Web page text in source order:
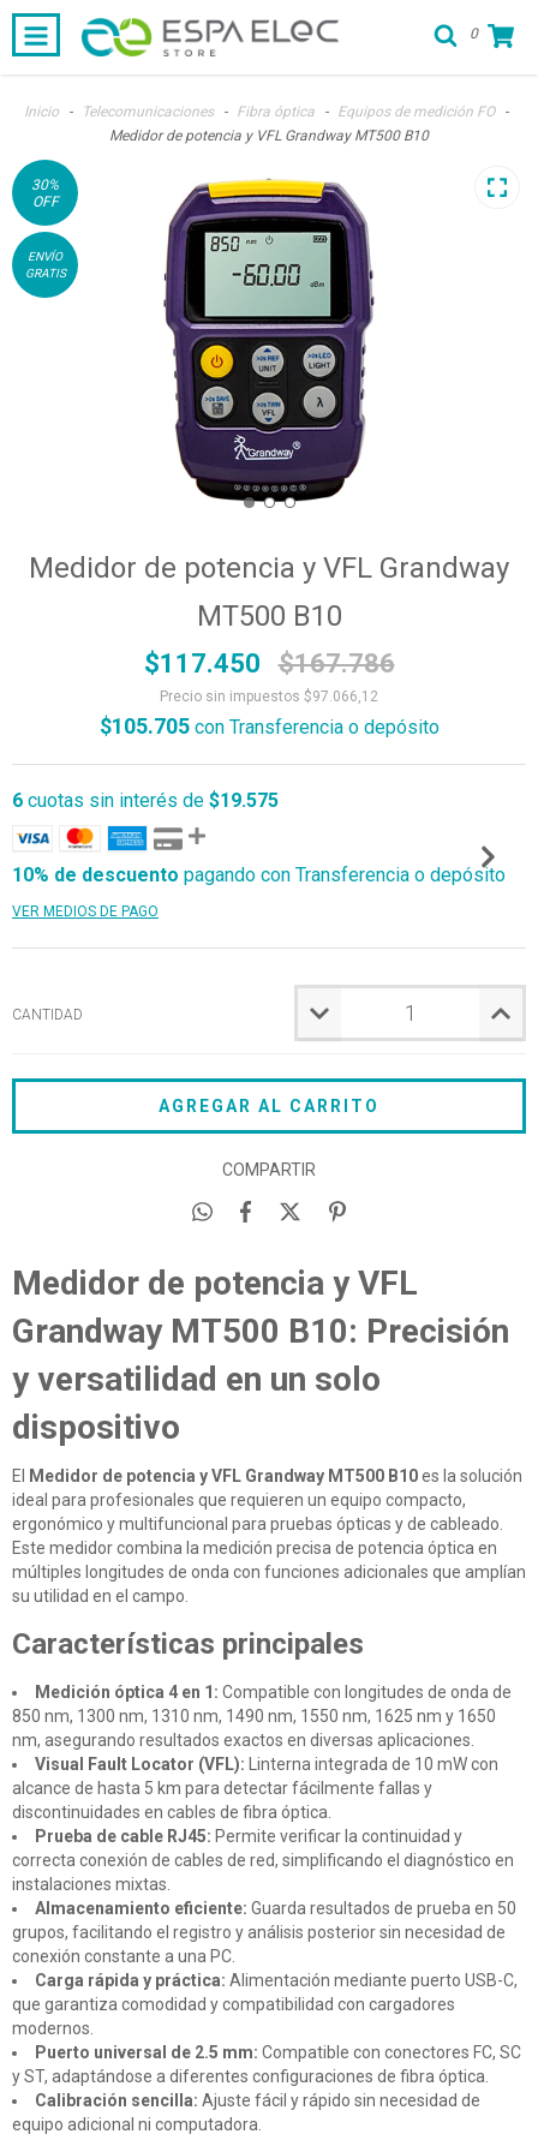
0
Inicio - Telecomunicaciones - Fibra óptica - Equipos de medición FO
-
Medidor de potencia y VFL Grandway MT500 B10
30%
OFF
ENVÍO
GRATIS
Medidor de potencia y VFL Grandway
MT500 B10
$117.450 $167.786
Precio sin impuestos $97.066,12
$105.705 con Transferencia o depósito
6 cuotas sin interés de $19.575
10% de descuento pagando con Transferencia o depósito
VER MEDIOS DE PAGO
CANTIDAD
COMPARTIR
Medidor de potencia y VFL
Grandway MT500 B10: Precisión
y versatilidad en un solo
dispositivo
El Medidor de potencia y VFL Grandway MT500 B10es la solución
ideal para profesionales que requieren un equipo compacto,
ergonómico y multifuncional para pruebas ópticas y de cableado.
Este medidor combina la medición precisa de potencia óptica en
múltiples longitudes de onda con funciones adicionales que amplían
su utilidad en el campo.
Características principales
Medición óptica 4 en 1: Compatible con longitudes de onda de
850 nm, 1300 nm, 1310 nm, 1490 nm, 1550 nm, 1625 nm y 1650
nm, asegurando resultados exactos en diversas aplicaciones.
Visual Fault Locator (VFL): Linterna integrada de 10 mW con
alcance de hasta 5 km para detectar fácilmente fallas y
discontinuidades en cables de fibra óptica.
Prueba de cable RJ45: Permite verificar la continuidad y
correcta conexión de cables de red, simplificando el diagnóstico en
instalaciones mixtas.
Almacenamiento eficiente: Guarda resultados de prueba en 50
grupos, facilitando el registro y análisis posterior sin necesidad de
conexión constante a una PC.
Carga rápida y práctica: Alimentación mediante puerto USB-C,
que garantiza comodidad y compatibilidad con cargadores
modernos.
Puerto universal de 2.5 mm: Compatible con conectores FC, SC
y ST, adaptándose a diferentes configuraciones de fibra óptica.
Calibración sencilla: Ajuste fácil y rápido sin necesidad de
equipo adicional ni computadora.